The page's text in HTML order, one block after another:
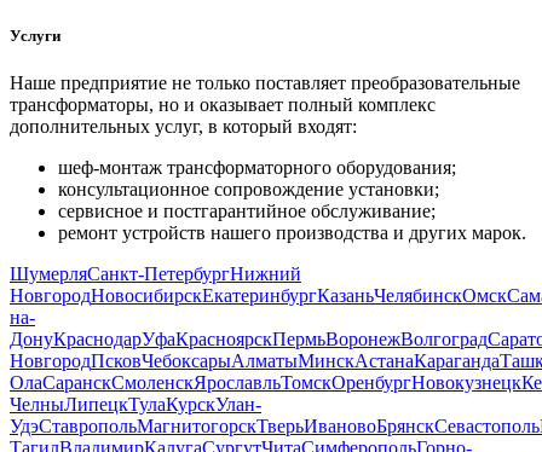
Услуги
Наше предприятие не только поставляет преобразовательные
трансформаторы, но и оказывает полный комплекс
дополнительных услуг, в который входят:
шеф-монтаж трансформаторного оборудования;
консультационное сопровождение установки;
сервисное и постгарантийное обслуживание;
ремонт устройств нашего производства и других марок.
ШумерляСанкт-ПетербургНижний
НовгородНовосибирскЕкатеринбургКазаньЧелябинскОмск
на-
ДонуКраснодарУфаКрасноярскПермьВоронежВолгоград
НовгородПсковЧебоксарыАлматыМинскАстанаКараганда
ОлаСаранскСмоленскЯрославльТомскОренбургНовокузнецк
ЧелныЛипецкТулаКурскУлан-
УдэСтавропольМагнитогорскТверьИвановоБрянскСевастополь
ТагилВладимирКалугаСургутЧитаСимферопольГорно-